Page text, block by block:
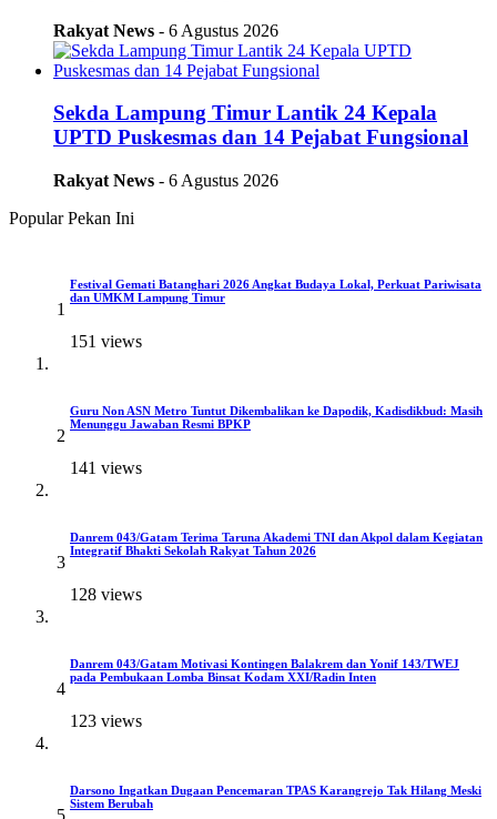
Rakyat News - 6 Agustus 2026
Sekda Lampung Timur Lantik 24 Kepala
UPTD Puskesmas dan 14 Pejabat Fungsional
Rakyat News - 6 Agustus 2026
Popular Pekan Ini
1
Festival Gemati Batanghari 2026 Angkat Budaya Lokal, Perkuat Pariwisata
dan UMKM Lampung Timur
151 views
2
Guru Non ASN Metro Tuntut Dikembalikan ke Dapodik, Kadisdikbud: Masih
Menunggu Jawaban Resmi BPKP
141 views
3
Danrem 043/Gatam Terima Taruna Akademi TNI dan Akpol dalam Kegiatan
Integratif Bhakti Sekolah Rakyat Tahun 2026
128 views
4
Danrem 043/Gatam Motivasi Kontingen Balakrem dan Yonif 143/TWEJ
pada Pembukaan Lomba Binsat Kodam XXI/Radin Inten
123 views
Darsono Ingatkan Dugaan Pencemaran TPAS Karangrejo Tak Hilang Meski
Sistem Berubah